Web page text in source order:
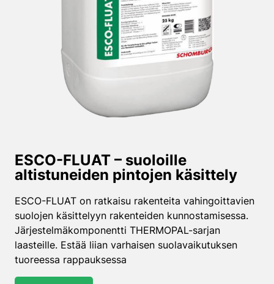
ESCO-FLUAT – suoloille
altistuneiden pintojen käsittely
ESCO-FLUAT on ratkaisu rakenteita vahingoittavien
suolojen käsittelyyn rakenteiden kunnostamisessa.
Järjestelmäkomponentti THERMOPAL-sarjan
laasteille. Estää liian varhaisen suolavaikutuksen
tuoreessa rappauksessa